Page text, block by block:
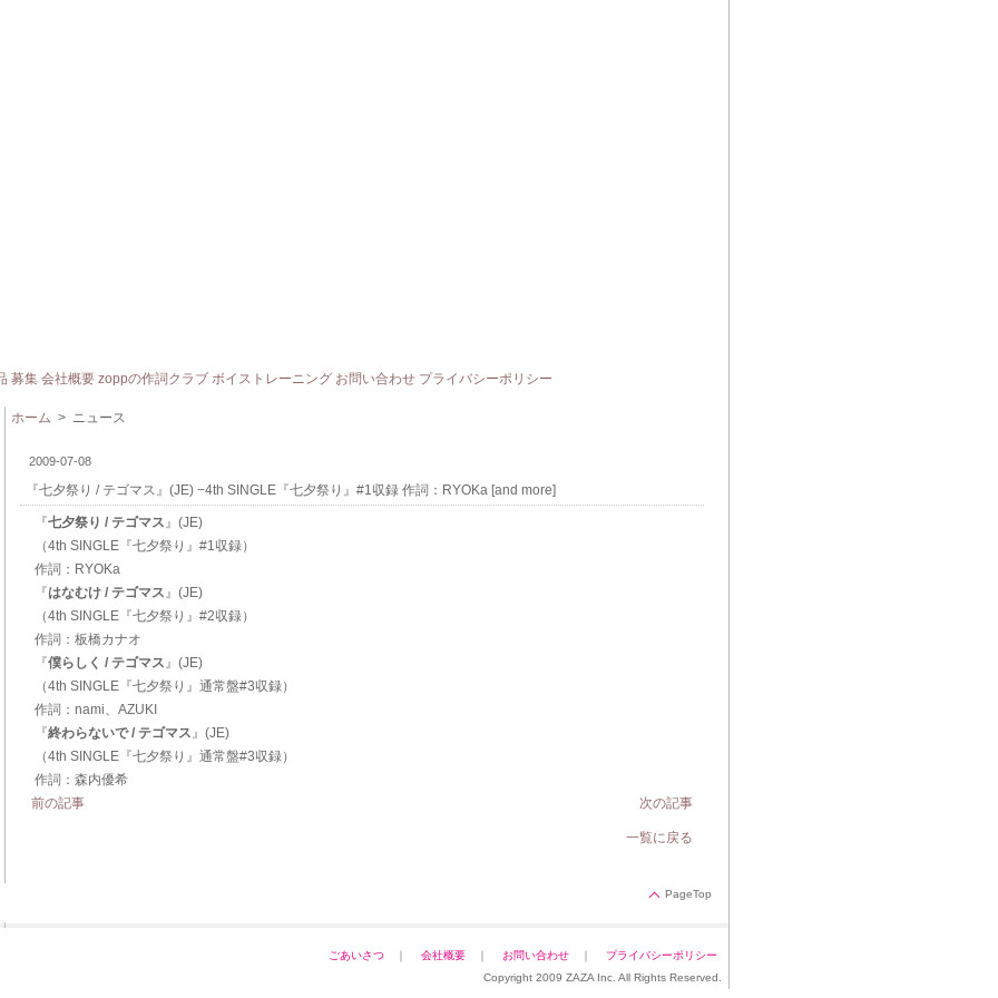
募集 会社概要 zoppの作詞クラブ ボイストレーニング お問い合わせ プライバシーポリシー
ホーム > ニュース
2009-07-08
『七夕祭り / テゴマス』(JE) −4th SINGLE『七夕祭り』#1収録 作詞：RYOKa [and more]
『七夕祭り / テゴマス 』(JE)
（4th SINGLE『七夕祭り』#1収録）
作詞：RYOKa
『はなむけ / テゴマス 』(JE)
（4th SINGLE『七夕祭り』#2収録）
作詞：板橋カナオ
『僕らしく / テゴマス 』(JE)
（4th SINGLE『七夕祭り』通常盤#3収録）
作詞：nami、AZUKI
『終わらないで/ テゴマス 』(JE)
（4th SINGLE『七夕祭り』通常盤#3収録）
作詞：森内優希
前の記事
次の記事
一覧に戻る
PageTop
ごあいさつ ｜ 会社概要 ｜ お問い合わせ ｜ プライバシーポリシー
Copyright 2009 ZAZA Inc. All Rights Reserved.